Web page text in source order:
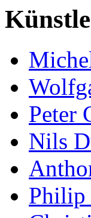
Peter
Nils
Philip